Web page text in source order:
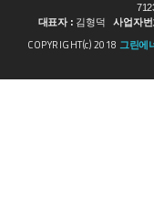
대표자 : 김형덕사업자
COPYRIGHT(c) 2018그린에